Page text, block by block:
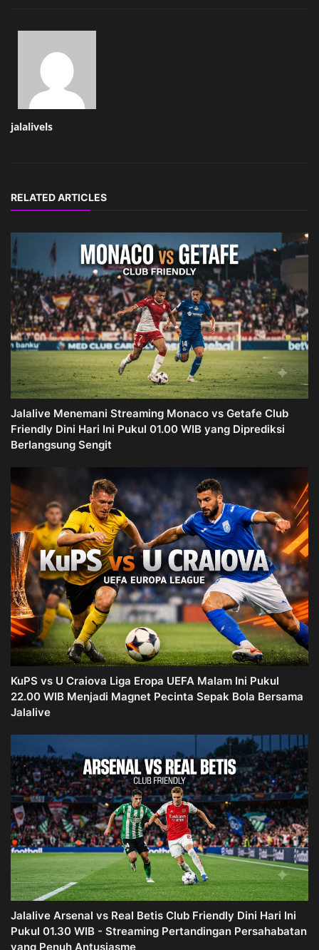
jalalivels
RELATED ARTICLES
Jalalive Menemani Streaming Monaco vs Getafe Club
Friendly Dini Hari Ini Pukul 01.00 WIB yang Diprediksi
Berlangsung Sengit
KuPS vs U Craiova Liga Eropa UEFA Malam Ini Pukul
22.00 WIB Menjadi Magnet Pecinta Sepak Bola Bersama
Jalalive
Jalalive Arsenal vs Real Betis Club Friendly Dini Hari Ini
Pukul 01.30 WIB - Streaming Pertandingan Persahabatan
yang Penuh Antusiasme